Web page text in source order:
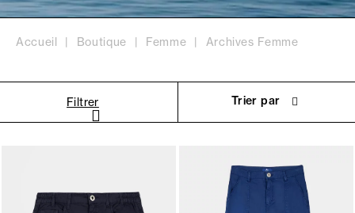
Accueil Boutique Femme Archives Femme
Filtrer Trier par